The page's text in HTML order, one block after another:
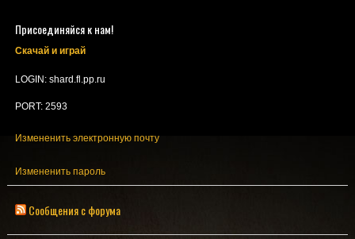
Присоединяйся к нам!
Скачай и играй
LOGIN: shard.fl.pp.ru
PORT: 2593
Измененить электронную почту
Измененить пароль
Сообщения с форума